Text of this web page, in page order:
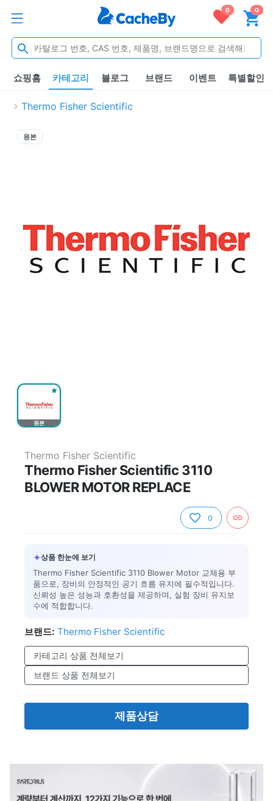
0 0
쇼핑홈 카테고리 블로그 브랜드 이벤트 특별할인
Thermo Fisher Scientific
원본
원본
Thermo Fisher Scientific
Thermo Fisher Scientific 3110
BLOWER MOTOR REPLACE
0
✦상품 한눈에 보기
Thermo Fisher Scientific 3110 Blower Motor 교체용 부
품으로, 장비의 안정적인 공기 흐름 유지에 필수적입니다.
신뢰성 높은 성능과 호환성을 제공하며, 실험 장비 유지보
수에 적합합니다.
브랜드: Thermo Fisher Scientific
카테고리 상품 전체보기
브랜드 상품 전체보기
제품상담